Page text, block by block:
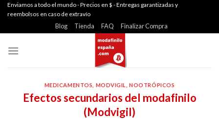
SkipEnviamos a todo el mundo - Precios en $ - Entregas garantizadas y
reembolsos en caso de extravío
Blog Tienda FAQ Finalizar Compra
MEDICAMENTOS MODVIGIL ,NOOTRÓPICOS
Efectos secundarios del modafinilo
(Modvigil)